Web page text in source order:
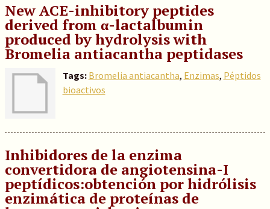
New ACE-inhibitory peptides
derived from α-lactalbumin
produced by hydrolysis with
Bromelia antiacantha peptidases
Tags: Bromelia antiacantha, Enzimas, Péptidos
bioactivos
Inhibidores de la enzima
convertidora de angiotensina-I
peptídicos:obtención por hidrólisis
enzimática de proteínas de